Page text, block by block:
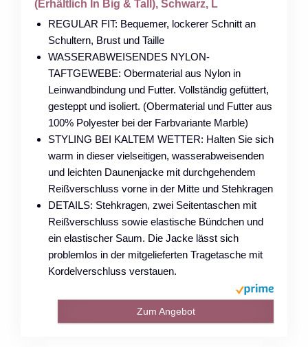
(Erhältlich In Big & Tall), Schwarz, L
REGULAR FIT: Bequemer, lockerer Schnitt an
Schultern, Brust und Taille
WASSERABWEISENDES NYLON-
TAFTGEWEBE: Obermaterial aus Nylon in
Leinwandbindung und Futter. Vollständig gefüttert,
gesteppt und isoliert. (Obermaterial und Futter aus
100% Polyester bei der Farbvariante Marble)
STYLING BEI KALTEM WETTER: Halten Sie sich
warm in dieser vielseitigen, wasserabweisenden
und leichten Daunenjacke mit durchgehendem
Reißverschluss vorne in der Mitte und Stehkragen
DETAILS: Stehkragen, zwei Seitentaschen mit
Reißverschluss sowie elastische Bündchen und
ein elastischer Saum. Die Jacke lässt sich
problemlos in der mitgelieferten Tragetasche mit
Kordelverschluss verstauen.
Zum Angebot